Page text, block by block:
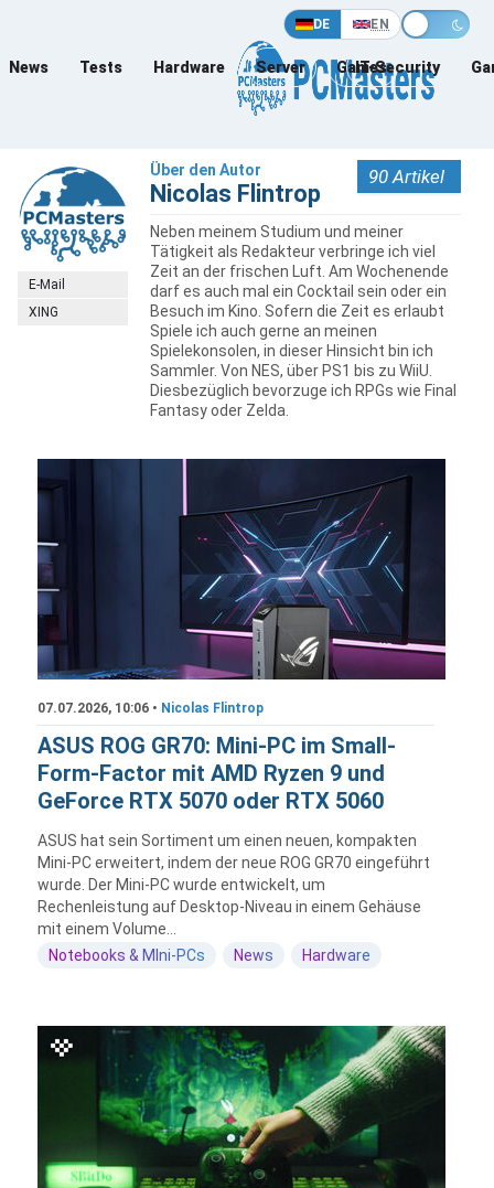
DE EN
News Tests Hardware Server Games
IT-Security
E-Mail
XING
90 Artikel
Über den Autor
Nicolas Flintrop
Neben meinem Studium und meiner
Tätigkeit als Redakteur verbringe ich viel
Zeit an der frischen Luft. Am Wochenende
darf es auch mal ein Cocktail sein oder ein
Besuch im Kino. Sofern die Zeit es erlaubt
Spiele ich auch gerne an meinen
Spielekonsolen, in dieser Hinsicht bin ich
Sammler. Von NES, über PS1 bis zu WiiU.
Diesbezüglich bevorzuge ich RPGs wie Final
Fantasy oder Zelda.
07.07.2026, 10:06 • Nicolas Flintrop
ASUS ROG GR70: Mini-PC im Small-
Form-Factor mit AMD Ryzen 9 und
GeForce RTX 5070 oder RTX 5060
ASUS hat sein Sortiment um einen neuen, kompakten
Mini-PC erweitert, indem der neue ROG GR70 eingeführt
wurde. Der Mini-PC wurde entwickelt, um
Rechenleistung auf Desktop-Niveau in einem Gehäuse
mit einem Volume...
Notebooks & MIni-PCs
News Hardware